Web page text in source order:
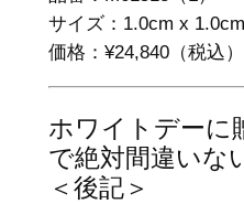
サイズ：1.0cm x 1.0cm
価格：¥24,840（税込）
ホワイトデーに
で絶対間違いな
＜後記＞